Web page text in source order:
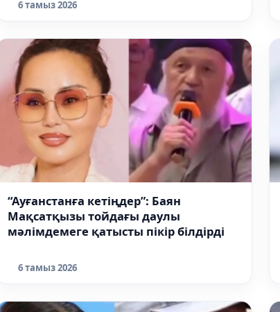
6 тамыз 2026
“Ауғанстанға кетіңдер”: Баян
Мақсатқызы тойдағы даулы
мәлімдемеге қатысты пікір білдірді
6 тамыз 2026